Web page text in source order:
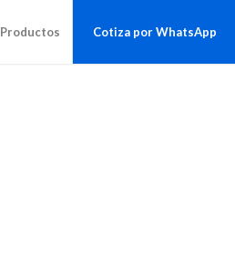
Productos Cotiza por WhatsApp